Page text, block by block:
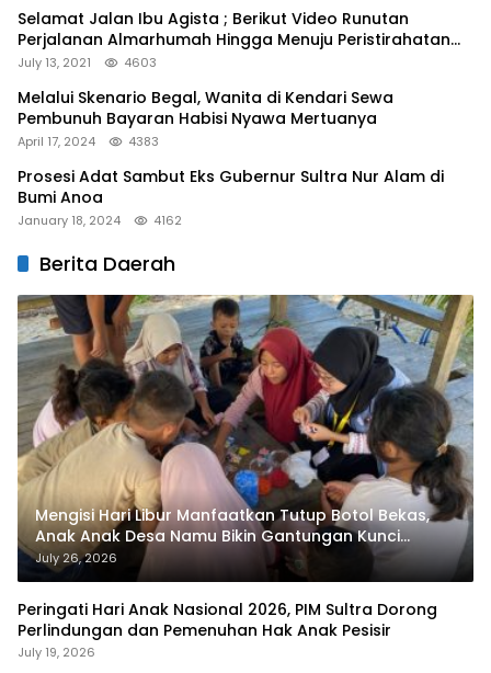
Selamat Jalan Ibu Agista ; Berikut Video Runutan
Perjalanan Almarhumah Hingga Menuju Peristirahatan
Terakhir
July 13, 2021 4603
Melalui Skenario Begal, Wanita di Kendari Sewa
Pembunuh Bayaran Habisi Nyawa Mertuanya
April 17, 2024 4383
Prosesi Adat Sambut Eks Gubernur Sultra Nur Alam di
Bumi Anoa
January 18, 2024 4162
Berita Daerah
Mengisi Hari Libur Manfaatkan Tutup Botol Bekas,
Anak Anak Desa Namu Bikin Gantungan Kunci
Bernilai Ekonomi
July 26, 2026
Peringati Hari Anak Nasional 2026, PIM Sultra Dorong
Perlindungan dan Pemenuhan Hak Anak Pesisir
July 19, 2026